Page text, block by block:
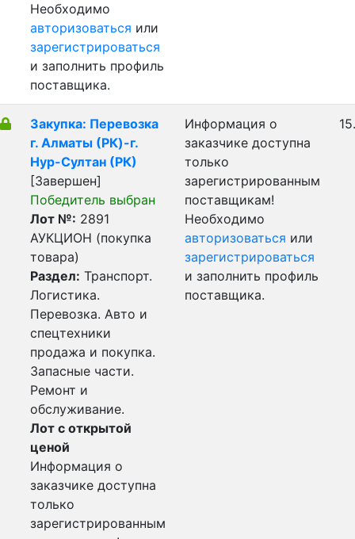
Необходимо
авторизоваться или
зарегистрироваться
и заполнить профиль
поставщика.
Закупка: Перевозка
г. Алматы (РК)-г.
Нур-Султан (РК)
[Завершен]
Победитель выбран
Лот №: 2891
АУКЦИОН (покупка
товара)
Раздел: Транспорт.
Логистика.
Перевозка. Авто и
спецтехники
продажа и покупка.
Запасные части.
Ремонт и
обслуживание.
Лот с открытой
ценой
Информация о
заказчике доступна
только
зарегистрированным
Информация о
заказчике доступна
только
зарегистрированным
поставщикам!
Необходимо
авторизоваться или
зарегистрироваться
и заполнить профиль
поставщика.